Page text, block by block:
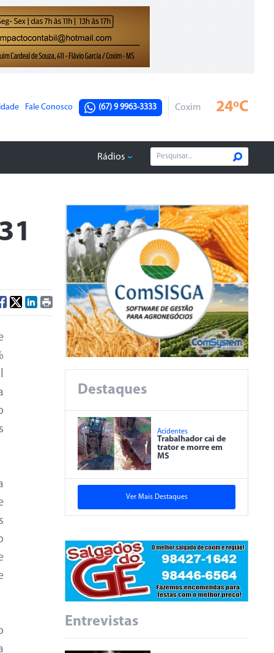
Fale Conosco (67) 9 9963-3333 Coxim 24ºC
Rádios
Destaques
Acidentes
Trabalhador cai de
trator e morre em
MS
Ver Mais Destaques
Entrevistas